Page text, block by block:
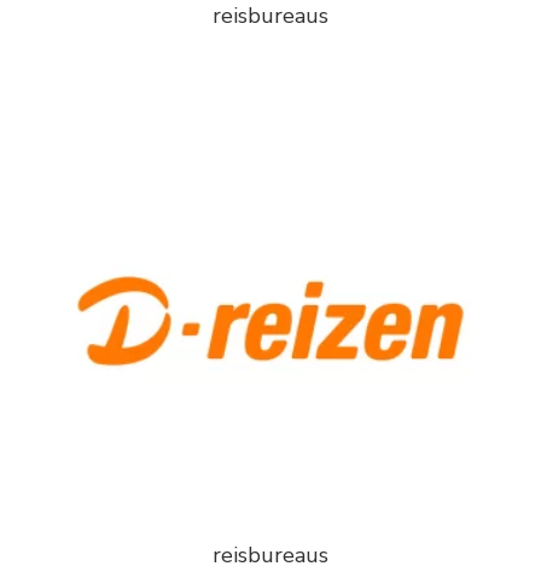
reisbureaus
reisbureaus